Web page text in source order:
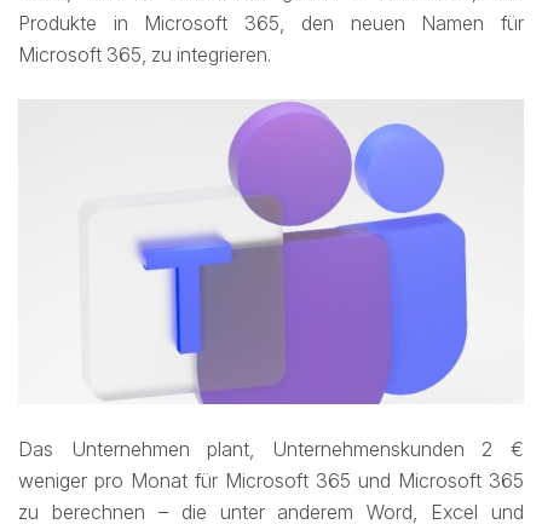
Produkte in Microsoft 365, den neuen Namen für
Microsoft 365, zu integrieren.
Das Unternehmen plant, Unternehmenskunden 2 €
weniger pro Monat für Microsoft 365 und Microsoft 365
zu berechnen – die unter anderem Word, Excel und